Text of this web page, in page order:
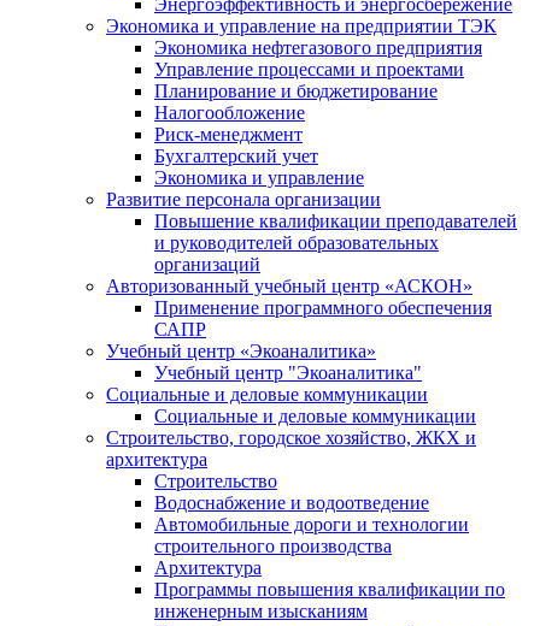
Энергоэффективность и энергосбережение
Экономика и управление на предприятии ТЭК
Экономика нефтегазового предприятия
Управление процессами и проектами
Планирование и бюджетирование
Налогообложение
Риск-менеджмент
Бухгалтерский учет
Экономика и управление
Развитие персонала организации
Повышение квалификации преподавателей
и руководителей образовательных
организаций
Авторизованный учебный центр «АСКОН»
Применение программного обеспечения
САПР
Учебный центр «Экоаналитика»
Учебный центр "Экоаналитика"
Социальные и деловые коммуникации
Социальные и деловые коммуникации
Строительство, городское хозяйство, ЖКХ и
архитектура
Строительство
Водоснабжение и водоотведение
Автомобильные дороги и технологии
строительного производства
Архитектура
Программы повышения квалификации по
инженерным изысканиям